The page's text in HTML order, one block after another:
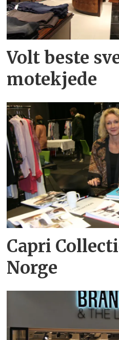
Volt beste
motekjede
Capri
Norge